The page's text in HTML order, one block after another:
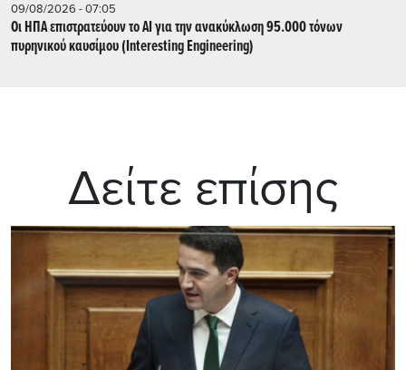
09/08/2026 - 07:05
Οι ΗΠΑ επιστρατεύουν το AI για την ανακύκλωση 95.000 τόνων
πυρηνικού καυσίμου (Interesting Engineering)
Δείτε επίσης